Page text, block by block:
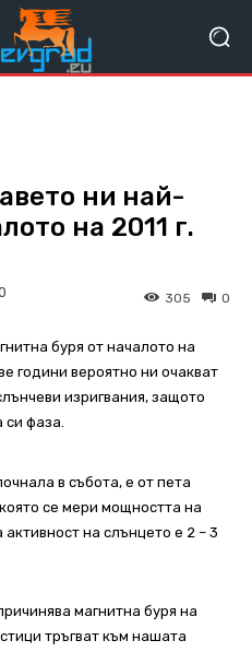
ни най-
на 2011 г.
0
305
буря от началото на
години вероятно ни очакват
изригвания, защото
си фаза.
в събота, е от пета
се мери мощността на
на слънцето е 2 – 3
магнитна буря на
тръгват към нашата